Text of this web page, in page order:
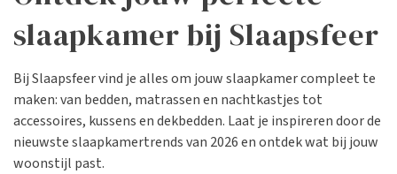
slaapkamer bij Slaapsfeer
Bij Slaapsfeer vind je alles om jouw slaapkamer compleet te
maken: van bedden, matrassen en nachtkastjes tot
accessoires, kussens en dekbedden. Laat je inspireren door de
nieuwste slaapkamertrends van 2026 en ontdek wat bij jouw
woonstijl past.